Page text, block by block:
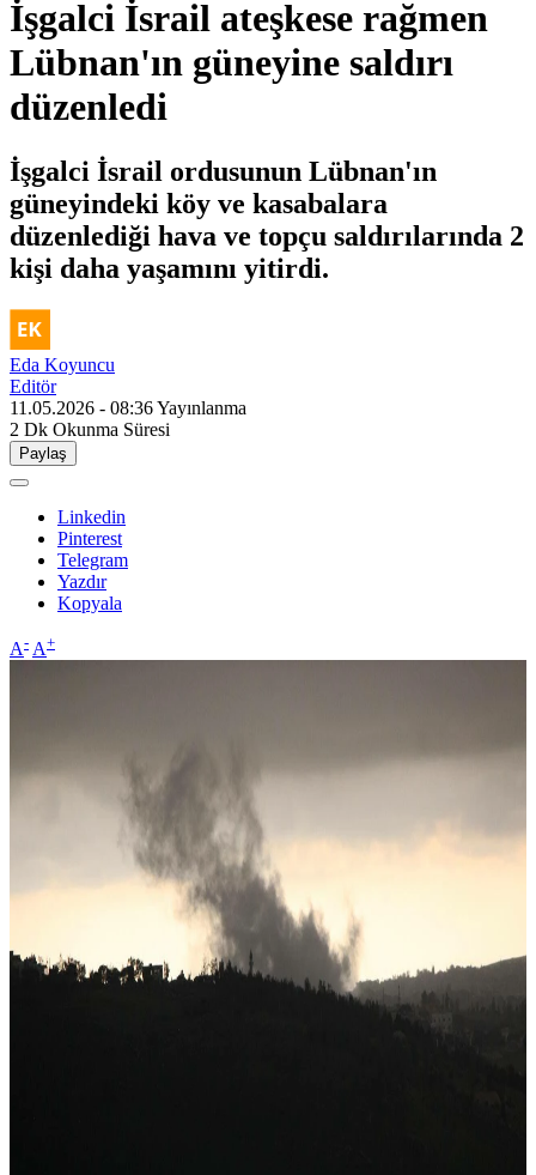
İşgalci İsrail ateşkese rağmen
Lübnan'ın güneyine saldırı
düzenledi
İşgalci İsrail ordusunun Lübnan'ın
güneyindeki köy ve kasabalara
düzenlediği hava ve topçu saldırılarında 2
kişi daha yaşamını yitirdi.
Eda Koyuncu
Editör
11.05.2026 - 08:36Yayınlanma
2 Dk Okunma Süresi
Paylaş
Linkedin
Pinterest
Telegram
Yazdır
Kopyala
A- A+